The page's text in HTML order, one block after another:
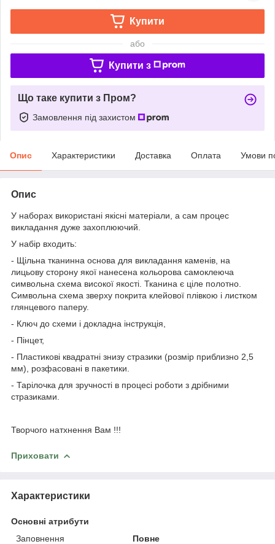
Купити
або
Купити з
Що таке купити з Пром?
Замовлення під захистом
Опис Характеристики Доставка Оплата Умови
Опис
У наборах використані якісні матеріали, а сам процес
викладання дуже захоплюючий.
У набір входить:
- Щільна тканинна основа для викладання каменів, на
лицьову сторону якої нанесена кольорова самоклеюча
символьна схема високої якості. Тканина є ціле полотно.
Символьна схема зверху покрита клейової плівкою і листком
глянцевого паперу.
- Ключ до схеми і докладна інструкція,
- Пінцет,
- Пластикові квадратні знизу стразики (розмір приблизно 2,5
мм), розфасовані в пакетики.
- Тарілочка для зручності в процесі роботи з дрібними
стразиками.
Творчого натхнення Вам !!!
Приховати
Характеристики
Основні атрибути
Заповнення
Повне